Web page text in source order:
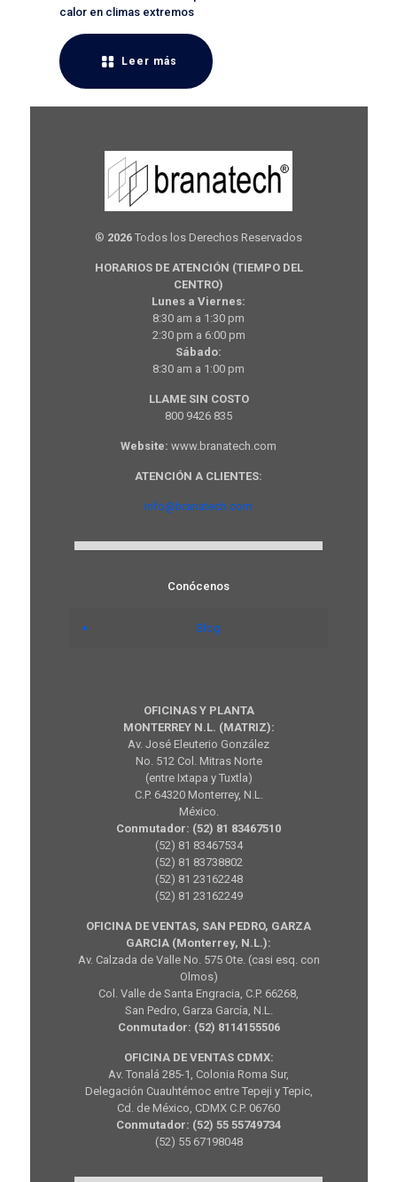
calor en climas extremos
Leer más
® 2026 Todos los Derechos Reservados
HORARIOS DE ATENCIÓN (TIEMPO DEL
CENTRO)
Lunes a Viernes:
8:30 am a 1:30 pm
2:30 pm a 6:00 pm
Sábado:
8:30 am a 1:00 pm
LLAME SIN COSTO
800 9426 835
Website: www.branatech.com
ATENCIÓN A CLIENTES:
info@branatech.com
Conócenos
Blog
OFICINAS Y PLANTA
MONTERREY N.L. (MATRIZ):
Av. José Eleuterio González
No. 512 Col. Mitras Norte
(entre Ixtapa y Tuxtla)
C.P. 64320 Monterrey, N.L.
México.
Conmutador: (52) 81 83467510
(52) 81 83467534
(52) 81 83738802
(52) 81 23162248
(52) 81 23162249
OFICINA DE VENTAS, SAN PEDRO, GARZA
GARCIA (Monterrey, N.L.):
Av. Calzada de Valle No. 575 Ote. (casi esq. con
Olmos)
Col. Valle de Santa Engracia, C.P. 66268,
San Pedro, Garza García, N.L.
Conmutador: (52) 8114155506
OFICINA DE VENTAS CDMX:
Av. Tonalá 285-1, Colonia Roma Sur,
Delegación Cuauhtémoc entre Tepeji y Tepic,
Cd. de México, CDMX C.P. 06760
Conmutador: (52) 55 55749734
(52) 55 67198048